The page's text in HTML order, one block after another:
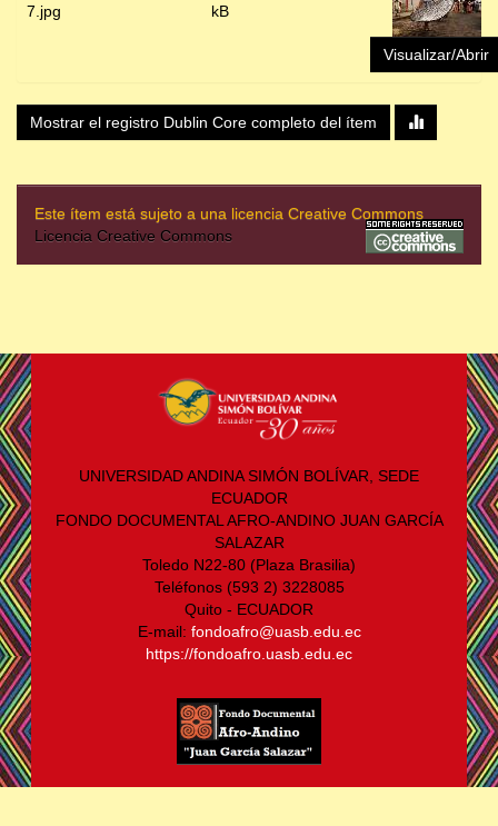
7.jpg
kB
Visualizar/Abrir
Mostrar el registro Dublin Core completo del ítem
Este ítem está sujeto a una licencia Creative Commons
Licencia Creative Commons
UNIVERSIDAD ANDINA SIMÓN BOLÍVAR, SEDE
ECUADOR
FONDO DOCUMENTAL AFRO-ANDINO JUAN GARCÍA
SALAZAR
Toledo N22-80 (Plaza Brasilia)
Teléfonos (593 2) 3228085
Quito - ECUADOR
E-mail: fondoafro@uasb.edu.ec
https://fondoafro.uasb.edu.ec